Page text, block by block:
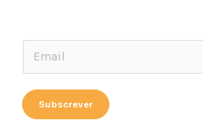
E
i
m
a
i
Subscrever